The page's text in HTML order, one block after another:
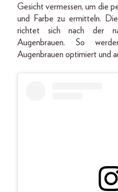
Gesicht vermessen, um die
und Farbe zu ermitteln.
richtet sich nach der
Augenbrauen. So
Augenbrauen optimiert und